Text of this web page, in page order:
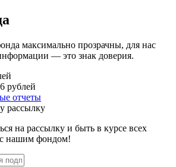
максимально прозрачны, для нас
— это знак доверия.
рублей
отчеты
рассылку
на рассылку и быть в курсе всех
нашим фондом!